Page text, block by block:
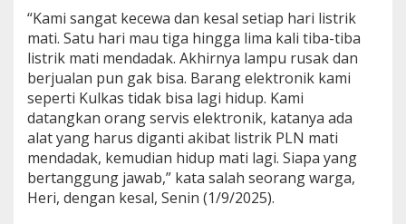
i
k
P
a
d
a
m
S
e
i
a
“Kami sangat kecewa dan kesal setiap hari listrik
mati. Satu hari mau tiga hingga lima kali tiba-tiba
listrik mati mendadak. Akhirnya lampu rusak dan
berjualan pun gak bisa. Barang elektronik kami
seperti Kulkas tidak bisa lagi hidup. Kami
datangkan orang servis elektronik, katanya ada
alat yang harus diganti akibat listrik PLN mati
mendadak, kemudian hidup mati lagi. Siapa yang
bertanggung jawab,” kata salah seorang warga,
Heri, dengan kesal, Senin (1/9/2025).